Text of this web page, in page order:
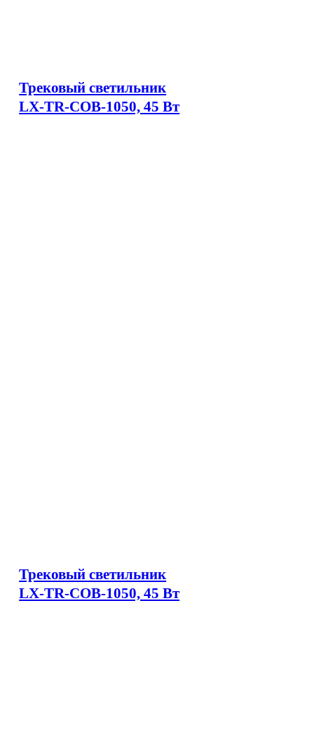
Трековый светильник
LX-TR-COB-1050, 45 Вт
Трековый светильник
LX-TR-COB-1050, 45 Вт